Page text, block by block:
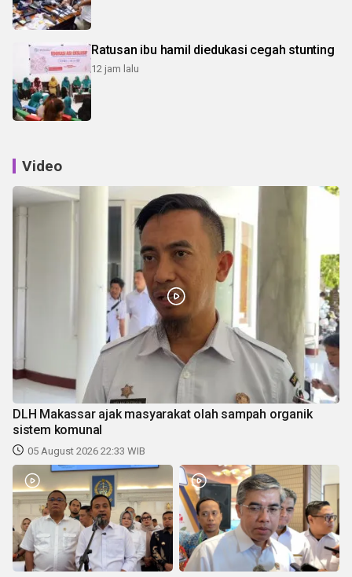
Ratusan ibu hamil diedukasi cegah stunting
12 jam lalu
Video
DLH Makassar ajak masyarakat olah sampah organik
sistem komunal
05 August 2026 22:33 WIB